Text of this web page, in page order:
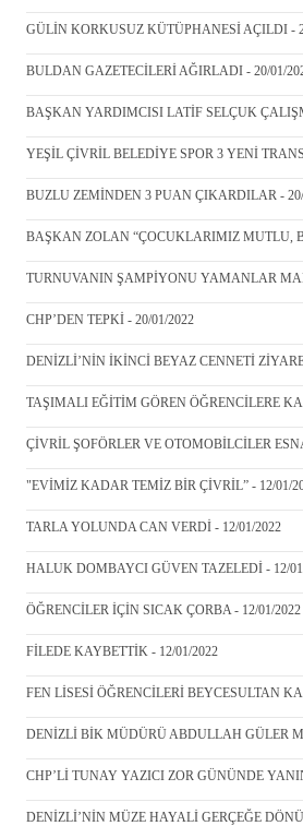
GÜLİN KORKUSUZ KÜTÜPHANESİ AÇILDI -
BULDAN GAZETECİLERİ AĞIRLADI - 20/01/
BAŞKAN YARDIMCISI LATİF SELÇUK
YEŞİL ÇİVRİL BELEDİYE SPOR 3 YENİ
BUZLU ZEMİNDEN 3 PUAN ÇIKARDILAR -
BAŞKAN ZOLAN “ÇOCUKLARIMIZ MUTLU,
TURNUVANIN ŞAMPİYONU YAMANLAR
CHP’DEN TEPKİ - 20/01/2022
DENİZLİ’NİN İKİNCİ BEYAZ CENNETİ
TAŞIMALI EĞİTİM GÖREN ÖĞRENCİLERE
ÇİVRİL ŞOFÖRLER VE OTOMOBİLCİLER
"EVİMİZ KADAR TEMİZ BİR ÇİVRİL” - 12/01/
TARLA YOLUNDA CAN VERDİ - 12/01/2022
HALUK DOMBAYCI GÜVEN TAZELEDİ - 12/
ÖĞRENCİLER İÇİN SICAK ÇORBA - 12/01/2022
FİLEDE KAYBETTİK - 12/01/2022
FEN LİSESİ ÖĞRENCİLERİ BEYCESULTAN
DENİZLİ BİK MÜDÜRÜ ABDULLAH GÜLER
CHP’Lİ TUNAY YAZICI ZOR GÜNÜNDE
DENİZLİ’NİN MÜZE HAYALİ GERÇEĞE